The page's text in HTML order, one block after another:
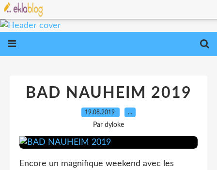
BAD NAUHEIM 2019
19.08.2019 …
Par dyloke
Encore un magnifique weekend avec les